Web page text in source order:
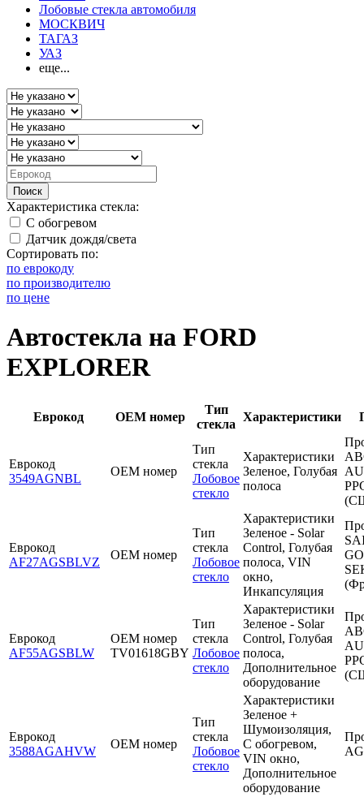
Лобовые стекла автомобиля
МОСКВИЧ
ТАГАЗ
УАЗ
еще...
Поиск
Характеристика стекла:
С обогревом
Датчик дождя/света
Сортировать по:
по еврокоду
по производителю
по цене
Автостекла на FORD
EXPLORER
Еврокод OEM номер
Тип
стекла
Характеристики
Еврокод
3549AGNBL
OEM номер
Тип
стекла
Лобовое
стекло
Характеристики
Зеленое, Голубая
полоса
Еврокод
AF27AGSBLVZ
OEM номер
Тип
стекла
Лобовое
стекло
Характеристики
Зеленое - Solar
Control, Голубая
полоса, VIN
окно,
Инкапсуляция
Еврокод
AF55AGSBLW
OEM номер
TV01618GBY
Тип
стекла
Лобовое
стекло
Характеристики
Зеленое - Solar
Control, Голубая
полоса,
Дополнительное
оборудование
Еврокод
3588AGAHVW
OEM номер
Тип
стекла
Лобовое
стекло
Характеристики
Зеленое +
Шумоизоляция,
С обогревом,
VIN окно,
Дополнительное
оборудование